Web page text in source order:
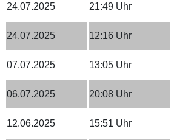
24.07.2025 21:49 Uhr
24.07.2025 12:16 Uhr
07.07.2025 13:05 Uhr
06.07.2025 20:08 Uhr
12.06.2025 15:51 Uhr